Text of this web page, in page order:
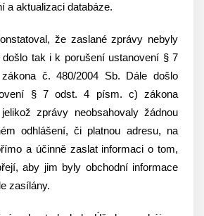
a aktualizaci databáze.
že zaslané zprávy nebyly
tak i k porušení ustanovení § 7
č. 480/2004 Sb. Dále došlo
§ 7 odst. 4 písm. c) zákona
zprávy neobsahovaly žádnou
odhlášení, či platnou adresu, na
a účinně zaslat informaci o tom,
aby jim byly obchodní informace
zasílány.